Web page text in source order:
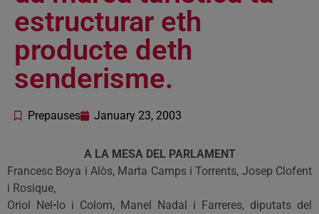
estructurar eth
producte deth
senderisme.
Prepauses January 23, 2003
A LA MESA DEL PARLAMENT
Francesc Boya i Alòs, Marta Camps i Torrents, Josep Clofent
i Rosique,
Oriol Nel•lo i Colom, Manel Nadal i Farreres, diputats del